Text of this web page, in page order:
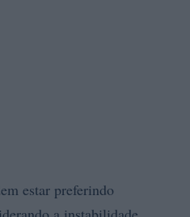
estar preferindo